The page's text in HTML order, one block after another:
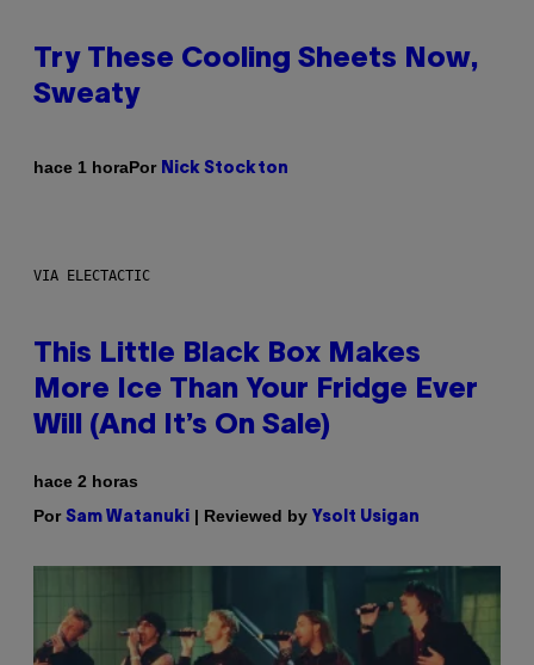
Try These Cooling Sheets Now,
Sweaty
hace 1 horaPor Nick Stockton
VIA ELECTACTIC
This Little Black Box Makes
More Ice Than Your Fridge Ever
Will (And It’s On Sale)
hace 2 horas
Por Sam Watanuki | Reviewed by Ysolt Usigan